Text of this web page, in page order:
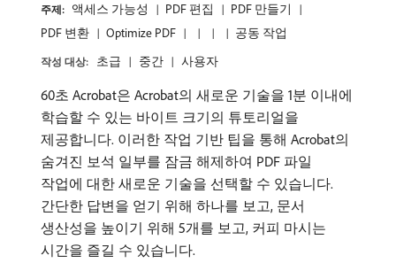
주제: 액세스 가능성 PDF 편집
PDF 만들기
PDF 변환
Optimize PDF 공동 작업
작성 대상: 초급 중간 사용자
60초 Acrobat은 Acrobat의 새로운 기술을 1분 이내에
학습할 수 있는 바이트 크기의 튜토리얼을
제공합니다. 이러한 작업 기반 팁을 통해 Acrobat의
숨겨진 보석 일부를 잠금 해제하여 PDF 파일
작업에 대한 새로운 기술을 선택할 수 있습니다.
간단한 답변을 얻기 위해 하나를 보고, 문서
생산성을 높이기 위해 5개를 보고, 커피 마시는
시간을 즐길 수 있습니다.